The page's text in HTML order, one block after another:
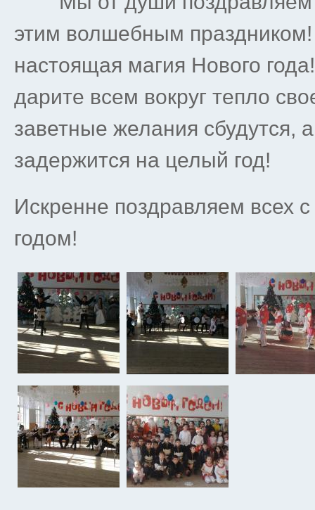
этим волшебным праздником!
настоящая магия Нового
дарите всем вокруг тепло
заветные желания сбудутся,
задержится на целый год!
Искренне поздравляем
годом!